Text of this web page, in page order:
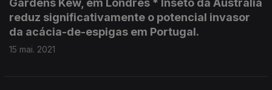
Gardens Kew, em Londres * Inseto da Austrália
reduz significativamente o potencial invasor
da acácia-de-espigas em Portugal.
15 mai. 2021